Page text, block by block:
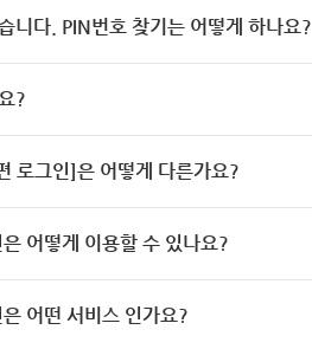
니다. PIN번호 찾기는 어떻게 하나요?
?
로그인]은 어떻게 다른가요?
어떻게 이용할 수 있나요?
어떤 서비스 인가요?